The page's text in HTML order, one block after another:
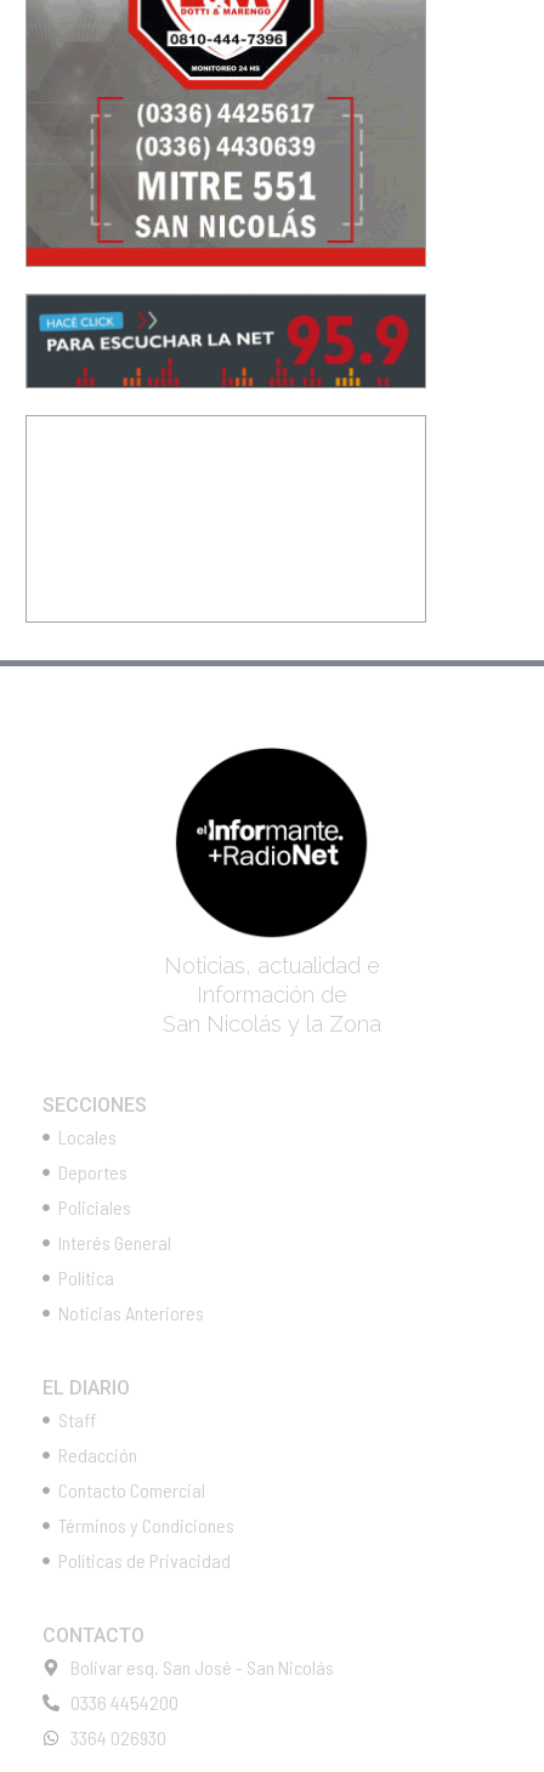
Noticias, actualidad e
Información de
San Nicolás y la Zona
SECCIONES
Locales
Deportes
Policiales
Interés General
Política
Noticias Anteriores
EL DIARIO
Staff
Redacción
Contacto Comercial
Términos y Condiciones
Políticas de Privacidad
CONTACTO
Bolivar esq. San José - San Nicolás
0336 4454200
3364 026930